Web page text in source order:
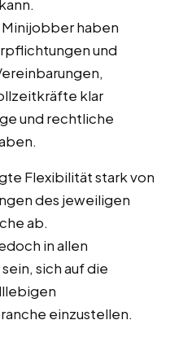
Minijobber haben
und
klar
und rechtliche
Flexibilität stark von
des jeweiligen
ab.
in allen
sich auf die
einzustellen.